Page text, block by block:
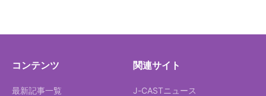
コンテンツ
最新記事一覧
関連サイト
J-CASTニュース